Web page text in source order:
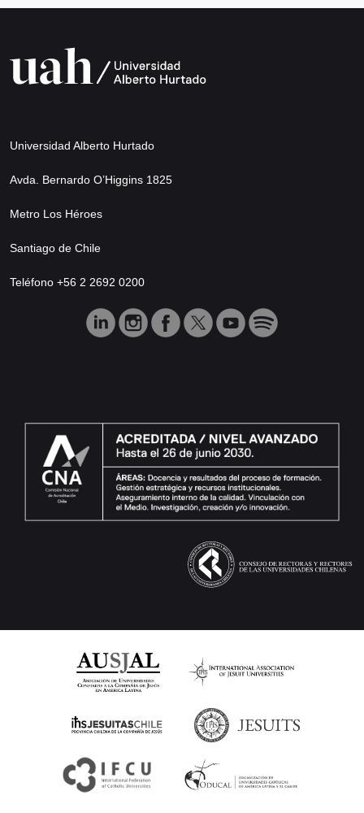
Universidad Alberto Hurtado
Avda. Bernardo O’Higgins 1825
Metro Los Héroes
Santiago de Chile
Teléfono +56 2 2692 0200